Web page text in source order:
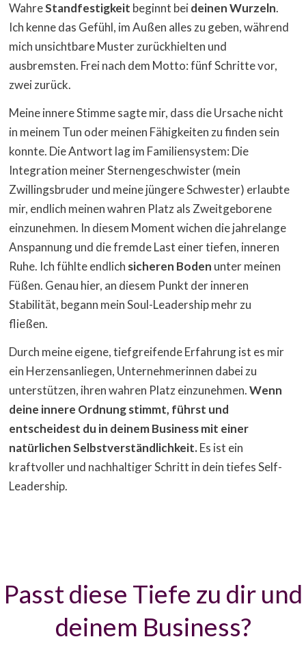
WahreStandfestigkeit beginnt beideinen Wurzeln.
Ich kenne das Gefühl, im Außen alles zu geben, während
mich unsichtbare Muster zurückhielten und
ausbremsten. Frei nach dem Motto: fünf Schritte vor,
zwei zurück.
Meine innere Stimme sagte mir, dass die Ursache nicht
in meinem Tun oder meinen Fähigkeiten zu finden sein
konnte. Die Antwort lag im Familiensystem: Die
Integration meiner Sternengeschwister (mein
Zwillingsbruder und meine jüngere Schwester) erlaubte
mir, endlich meinen wahren Platz als Zweitgeborene
einzunehmen. In diesem Moment wichen die jahrelange
Anspannung und die fremde Last einer tiefen, inneren
Ruhe. Ich fühlte endlich sicheren Boden unter meinen
Füßen. Genau hier, an diesem Punkt der inneren
Stabilität, begann mein Soul-Leadership mehr zu
fließen.
Durch meine eigene, tiefgreifende Erfahrung ist es mir
ein Herzensanliegen, Unternehmerinnen dabei zu
unterstützen, ihren wahren Platz einzunehmen.Wenn
deine innere Ordnung stimmt, führst und
entscheidest du in deinem Business mit einer
natürlichen Selbstverständlichkeit.Es ist ein
kraftvoller und nachhaltiger Schritt in dein tiefes Self-
Leadership.
Passt diese Tiefe zu dir und
deinem Business?